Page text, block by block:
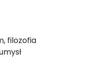
filozofia